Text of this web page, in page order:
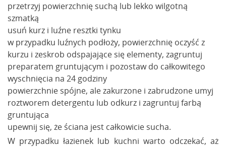
przetrzyj powierzchnię suchą lub lekko wilgotną
szmatką
usuń kurz i luźne resztki tynku
w przypadku luźnych podłoży, powierzchnię oczyść z
kurzu i zeskrob odspajające się elementy, zagruntuj
preparatem gruntującym i pozostaw do całkowitego
wyschnięcia na 24 godziny
powierzchnie spójne, ale zakurzone i zabrudzone umyj
roztworem detergentu lub odkurz i zagruntuj farbą
gruntująca
upewnij się, że ściana jest całkowicie sucha.
W przypadku łazienek lub kuchni warto odczekać, aż